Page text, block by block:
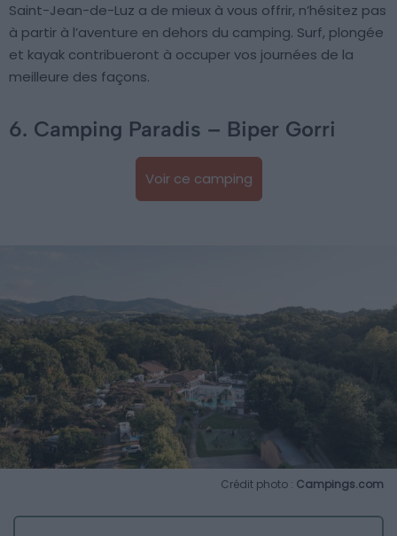
Saint-Jean-de-Luz a de mieux à vous offrir, n’hésitez pas
à partir à l’aventure en dehors du camping. Surf, plongée
et kayak contribueront à occuper vos journées de la
meilleure des façons.
6. Camping Paradis – Biper Gorri
Voir ce camping
Crédit photo : Campings.com